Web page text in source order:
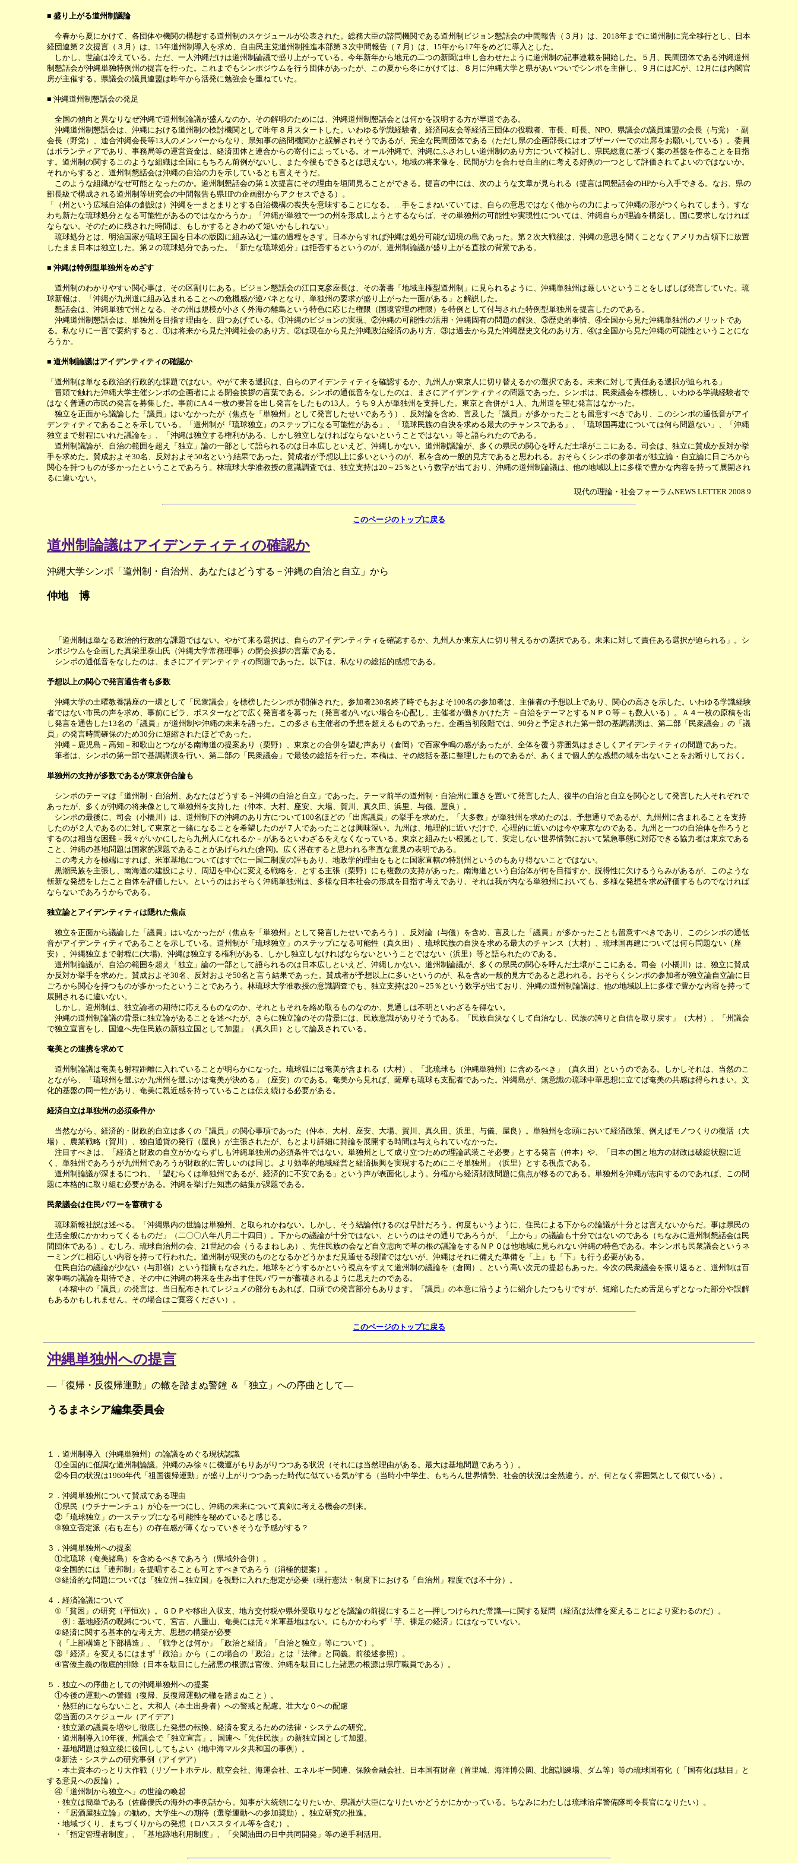
■ 盛り上がる道州制議論
今春から夏にかけて、各団体や機関の構想する道州制のスケジュールが公表された。総務大臣の諮問機関である道州制ビジョン懇話会の中間報告（３月）は、2018年までに道州制に完全移行とし、日本
経団連第２次提言（３月）は、15年道州制導入を求め、自由民主党道州制推進本部第３次中間報告（７月）は、15年から17年をめどに導入とした。
しかし、世論は冷えている。ただ、一人沖縄だけは道州制論議で盛り上がっている。今年新年から地元の二つの新聞は申し合わせたように道州制の記事連載を開始した。５月、民間団体である沖縄道州
制懇話会が沖縄単独特例州の提言を行った。これまでもシンポジウムを行う団体があったが、この夏から冬にかけては、８月に沖縄大学と県があいついでシンポを主催し、９月にはJCが、12月には内閣官
房が主催する。県議会の議員連盟は昨年から活発に勉強会を重ねていた。
■ 沖縄道州制懇話会の発足
全国の傾向と異なりなぜ沖縄で道州制論議が盛んなのか。その解明のためには、沖縄道州制懇話会とは何かを説明する方が早道である。
沖縄道州制懇話会は、沖縄における道州制の検討機関として昨年８月スタートした。いわゆる学識経験者、経済同友会等経済三団体の役職者、市長、町長、NPO、県議会の議員連盟の会長（与党）・副
会長（野党）、連合沖縄会長等13人のメンバーからなり、県知事の諮問機関かと誤解されそうであるが、完全な民間団体である（ただし県の企画部長にはオブザーバーでの出席をお願いしている）。委員
はボランティアであり、事務局等の運営資金は、経済団体と連合からの寄付によっている。オール沖縄で、沖縄にふさわしい道州制のあり方について検討し、県民総意に基づく案の基盤を作ることを目指
す。道州制の関するこのような組織は全国にもちろん前例がないし、また今後もできるとは思えない。地域の将来像を、民間が力を合わせ自主的に考える好例の一つとして評価されてよいのではないか。
それからすると、道州制懇話会は沖縄の自治の力を示しているとも言えそうだ。
このような組織がなぜ可能となったのか。道州制懇話会の第１次提言にその理由を垣間見ることができる。提言の中には、次のような文章が見られる（提言は同懇話会のHPから入手できる。なお、県の
部長級で構成される道州制等研究会の中間報告も県HPの企画部からアクセスできる）。
「（州という広域自治体の創設は）沖縄を一まとまりとする自治機構の喪失を意味することになる。…手をこまねいていては、自らの意思ではなく他からの力によって沖縄の形がつくられてしまう。すな
わち新たな琉球処分となる可能性があるのではなかろうか」「沖縄が単独で一つの州を形成しようとするならば、その単独州の可能性や実現性については、沖縄自らが理論を構築し、国に要求しなければ
ならない。そのために残された時間は、もしかするときわめて短いかもしれない」
琉球処分とは、明治国家が琉球王国を日本の版図に組み込む一連の過程をさす。日本からすれば沖縄は処分可能な辺境の島であった。第２次大戦後は、沖縄の意思を聞くことなくアメリカ占領下に放置
したまま日本は独立した。第２の琉球処分であった。「新たな琉球処分」は拒否するというのが、道州制論議が盛り上がる直接の背景である。
■ 沖縄は特例型単独州をめざす
道州制のわかりやすい関心事は、その区割りにある。ビジョン懇話会の江口克彦座長は、その著書「地域主権型道州制」に見られるように、沖縄単独州は厳しいということをしばしば発言していた。琉
球新報は、「沖縄が九州道に組み込まれることへの危機感が逆バネとなり、単独州の要求が盛り上がった一面がある」と解説した。
懇話会は、沖縄単独で州となる、その州は規模が小さく外海の離島という特色に応じた権限（国境管理の権限）を特例として付与された特例型単独州を提言したのである。
沖縄道州制懇話会は、単独州を目指す理由を、四つあげている。①沖縄のビジョンの実現、②沖縄の可能性の活用・沖縄固有の問題の解決、③歴史的事情、④全国から見た沖縄単独州のメリットであ
る。私なりに一言で要約すると、①は将来から見た沖縄社会のあり方、②は現在から見た沖縄政治経済のあり方、③は過去から見た沖縄歴史文化のあり方、④は全国から見た沖縄の可能性ということにな
ろうか。
■ 道州制論議はアイデンティティの確認か
「道州制は単なる政治的行政的な課題ではない。やがて来る選択は、自らのアイデンティティを確認するか、九州人か東京人に切り替えるかの選択である。未来に対して責任ある選択が迫られる」
冒頭で触れた沖縄大学主催シンポの企画者による閉会挨拶の言葉である。シンポの通低音をなしたのは、まさにアイデンティティの問題であった。シンポは、民衆議会を標榜し、いわゆる学識経験者で
はなく普通の市民の発言を募集した。事前にA４一枚の要旨を出し発言をしたもの13人。うち９人が単独州を支持した。東京と合併が１人、九州道を望む発言はなかった。
独立を正面から議論した「議員」はいなかったが（焦点を「単独州」として発言したせいであろう）、反対論を含め、言及した「議員」が多かったことも留意すべきであり、このシンポの通低音がアイ
デンティティであることを示している。「道州制が『琉球独立』のステップになる可能性がある」、「琉球民族の自決を求める最大のチャンスである」、「琉球国再建については何ら問題ない」、「沖縄
独立まで射程にいれた議論を」、「沖縄は独立する権利がある、しかし独立しなければならないということではない」等と語られたのである。
道州制議論が、自治の範囲を超え「独立」論の一部として語られるのは日本広しといえど、沖縄しかない。道州制議論が、多くの県民の関心を呼んだ土壌がここにある。司会は、独立に賛成か反対か挙
手を求めた。賛成およそ30名、反対およそ50名という結果であった。賛成者が予想以上に多いというのが、私を含め一般的見方であると思われる。おそらくシンポの参加者が独立論・自立論に日ごろから
関心を持つものが多かったということであろう。林琉球大学准教授の意識調査では、独立支持は20～25％という数字が出ており、沖縄の道州制論議は、他の地域以上に多様で豊かな内容を持って展開され
るに違いない。
現代の理論・社会フォーラムNEWS LETTER 2008.9
このページのトップに戻る
道州制論議はアイデンティティの確認か
沖縄大学シンポ「道州制・自治州、あなたはどうする－沖縄の自治と自立」から
仲地 博
「道州制は単なる政治的行政的な課題ではない。やがて来る選択は、自らのアイデンティティを確認するか、九州人か東京人に切り替えるかの選択である。未来に対して責任ある選択が迫られる」。シ
ンポジウムを企画した真栄里泰山氏（沖縄大学常務理事）の閉会挨拶の言葉である。
シンポの通低音をなしたのは、まさにアイデンティティの問題であった。以下は、私なりの総括的感想である。
予想以上の関心で発言通告者も多数
沖縄大学の土曜教養講座の一環として「民衆議会」を標榜したシンポが開催された。参加者230名終了時でもおよそ100名の参加者は、主催者の予想以上であり、関心の高さを示した。いわゆる学識経験
者ではない市民の声を求め、事前にビラ、ポスターなどで広く発言者を募った（発言者がいない場合を心配し、主催者が働きかけた方 －自治をテーマとするＮＰＯ等－も数人いる）。Ａ４一枚の原稿を出
し発言を通告した13名の「議員」が道州制や沖縄の未来を語った。この多さも主催者の予想を超えるものであった。企画当初段階では、90分と予定された第一部の基調講演は、第二部「民衆議会」の「議
員」の発言時間確保のため30分に短縮されたほどであった。
沖縄－鹿児島－高知－和歌山とつながる南海道の提案あり（栗野）、東京との合併を望む声あり（倉岡）で百家争鳴の感があったが、全体を覆う雰囲気はまさしくアイデンティティの問題であった。
筆者は、シンポの第一部で基調講演を行い、第二部の「民衆議会」で最後の総括を行った。本稿は、その総括を基に整理したものであるが、あくまで個人的な感想の域を出ないことをお断りしておく。
単独州の支持が多数であるが東京併合論も
シンポのテーマは「道州制・自治州、あなたはどうする－沖縄の自治と自立」であった。テーマ前半の道州制・自治州に重きを置いて発言した人、後半の自治と自立を関心として発言した人それぞれで
あったが、多くが沖縄の将来像として単独州を支持した（仲本、大村、座安、大場、賀川、真久田、浜里、与儀、屋良）。
シンポの最後に、司会（小橋川）は、道州制下の沖縄のあり方について100名ほどの「出席議員」の挙手を求めた。「大多数」が単独州を求めたのは、予想通りであるが、九州州に含まれることを支持
したのが２人であるのに対して東京と一緒になることを希望したのが７人であったことは興味深い。九州は、地理的に近いだけで、心理的に近いのは今や東京なのである。九州と一つの自治体を作ろうと
するのは相当な困難－我々がいかにしたら九州人になれるか－があるといわざるをえなくなっている。東京と組みたい根拠として、安定しない世界情勢において緊急事態に対応できる協力者は東京である
こと、沖縄の基地問題は国家的課題であることがあげられた(倉岡)。広く潜在すると思われる率直な意見の表明である。
この考え方を極端にすれば、米軍基地についてはすでに一国二制度の評もあり、地政学的理由をもとに国家直轄の特別州というのもあり得ないことではない。
黒潮民族を主張し、南海道の建設により、周辺を中心に変える戦略を、とする主張（栗野）にも複数の支持があった。南海道という自治体が何を目指すか、説得性に欠けるうらみがあるが、このような
斬新な発想をしたこと自体を評価したい。というのはおそらく沖縄単独州は、多様な日本社会の形成を目指す考えであり、それは我が内なる単独州においても、多様な発想を求め評価するものでなければ
ならないであろうからである。
独立論とアイデンティティは隠れた焦点
独立を正面から議論した「議員」はいなかったが（焦点を「単独州」として発言したせいであろう）、反対論（与儀）を含め、言及した「議員」が多かったことも留意すべきであり、このシンポの通低
音がアイデンティティであることを示している。道州制が「琉球独立」のステップになる可能性（真久田）、琉球民族の自決を求める最大のチャンス（大村）、琉球国再建については何ら問題ない（座
安）、沖縄独立まで射程に(大場)、沖縄は独立する権利がある、しかし独立しなければならないということではない（浜里）等と語られたのである。
道州制論議が、自治の範囲を超え「独立」論の一部として語られるのは日本広しといえど、沖縄しかない。道州制論議が、多くの県民の関心を呼んだ土壌がここにある。司会（小橋川）は、独立に賛成
か反対か挙手を求めた。賛成およそ30名、反対およそ50名と言う結果であった。賛成者が予想以上に多いというのが、私を含め一般的見方であると思われる。おそらくシンポの参加者が独立論自立論に日
ごろから関心を持つものが多かったということであろう。林琉球大学准教授の意識調査でも、独立支持は20～25％という数字が出ており、沖縄の道州制論議は、他の地域以上に多様で豊かな内容を持って
展開されるに違いない。
しかし、道州制は、独立論者の期待に応えるものなのか、それともそれを絡め取るものなのか、見通しは不明といわざるを得ない。
沖縄の道州制論議の背景に独立論があることを述べたが、さらに独立論のその背景には、民族意識がありそうである。「民族自決なくして自治なし、民族の誇りと自信を取り戻す」（大村）、「州議会
で独立宣言をし、国連へ先住民族の新独立国として加盟」（真久田）として論及されている。
奄美との連携を求めて
道州制論議は奄美も射程距離に入れていることが明らかになった。琉球弧には奄美が含まれる（大村）、「北琉球も（沖縄単独州）に含めるべき」（真久田）というのである。しかしそれは、当然のこ
とながら、「琉球州を選ぶか九州州を選ぶかは奄美が決める」（座安）のである。奄美から見れば、薩摩も琉球も支配者であった。沖縄島が、無意識の琉球中華思想に立てば奄美の共感は得られまい。文
化的基盤の同一性があり、奄美に親近感を持っていることは伝え続ける必要がある。
経済自立は単独州の必須条件か
当然ながら、経済的・財政的自立は多くの「議員」の関心事項であった（仲本、大村、座安、大場、賀川、真久田、浜里、与儀、屋良）。単独州を念頭において経済政策、例えばモノつくりの復活（大
場）、農業戦略（賀川）、独自通貨の発行（屋良）が主張されたが、もとより詳細に持論を展開する時間は与えられていなかった。
注目すべきは、「経済と財政の自立がかならずしも沖縄単独州の必須条件ではない。単独州として成り立つための理論武装こそ必要」とする発言（仲本）や、「日本の国と地方の財政は破綻状態に近
く、単独州であろうが九州州であろうが財政的に苦しいのは同じ。より効率的地域経営と経済振興を実現するためにこそ単独州」（浜里）とする視点である。
道州制論議が深まるにつれ、「望むらくは単独州であるが、経済的に不安である」という声が表面化しよう。分権から経済財政問題に焦点が移るのである。単独州を沖縄が志向するのであれば、この問
題に本格的に取り組む必要がある。沖縄を挙げた知恵の結集が課題である。
民衆議会は住民パワーを蓄積する
琉球新報社説は述べる。「沖縄県内の世論は単独州、と取られかねない。しかし、そう結論付けるのは早計だろう。何度もいうように、住民による下からの論議が十分とは言えないからだ。事は県民の
生活全般にかかわってくるものだ」（二〇〇八年八月二十四日）。下からの議論が十分ではない、というのはその通りであろうが、「上から」の議論も十分ではないのである（ちなみに道州制懇話会は民
間団体である）。むしろ、琉球自治州の会、21世紀の会（うるまねしあ）、先住民族の会など自立志向で草の根の議論をするＮＰＯは他地域に見られない沖縄の特色である。本シンポも民衆議会というネ
ーミングに相応しい内容を持って行われた。道州制が現実のものとなるかどうかまだ見通せる段階ではないが、沖縄はそれに備えた準備を「上」も「下」も行う必要がある。
住民自治の議論が少ない（与那嶺）という指摘もなされた。地球をどうするかという視点をすえて道州制の議論を（倉岡）、という高い次元の提起もあった。今次の民衆議会を振り返ると、道州制は百
家争鳴の議論を期待でき、その中に沖縄の将来を生み出す住民パワーが蓄積されるように思えたのである。
（本稿中の「議員」の発言は、当日配布されてレジュメの部分もあれば、口頭での発言部分もあります。「議員」の本意に沿うように紹介したつもりですが、短縮したため舌足らずとなった部分や誤解
もあるかもしれません。その場合はご寛容ください）。
このページのトップに戻る
沖縄単独州への提言
―「復帰・反復帰運動」の轍を踏まぬ警鐘 ＆「独立」への序曲として―
うるまネシア編集委員会
１．道州制導入（沖縄単独州）の論議をめぐる現状認識
①全国的に低調な道州制論議。沖縄のみ徐々に機運がもりあがりつつある状況（それには当然理由がある。最大は基地問題であろう）。
②今日の状況は1960年代「祖国復帰運動」が盛り上がりつつあった時代に似ている気がする（当時小中学生、もちろん世界情勢、社会的状況は全然違う。が、何となく雰囲気として似ている）。
２．沖縄単独州について賛成である理由
①県民（ウチナーンチュ）が心を一つにし、沖縄の未来について真剣に考える機会の到来。
②「琉球独立」の一ステップになる可能性を秘めていると感じる。
③独立否定派（右も左も）の存在感が薄くなっていきそうな予感がする？
３．沖縄単独州への提案
①北琉球（奄美諸島）を含めるべきであろう（県域外合併）。
②全国的には「連邦制」を提唱することも可とすべきであろう（消極的提案）。
③経済的な問題については「独立州→独立国」を視野に入れた想定が必要（現行憲法・制度下における「自治州」程度では不十分）。
４．経済論議について
①「貧困」の研究（平恒次）。ＧＤＰや移出入収支、地方交付税や県外受取りなどを議論の前提にすること―押しつけられた常識―に関する疑問（経済は法律を変えることにより変わるのだ）。
例：基地経済の呪縛について、宮古、八重山、奄美には元々米軍基地はない。にもかかわらず「芋、裸足の経済」にはなっていない。
②経済に関する基本的な考え方、思想の構築が必要
（「上部構造と下部構造」、「戦争とは何か」「政治と経済」「自治と独立」等について）。
③「経済」を変えるにはまず「政治」から（この場合の「政治」とは「法律」と同義。前後述参照）。
④官僚主義の徹底的排除（日本を駄目にした諸悪の根源は官僚、沖縄を駄目にした諸悪の根源は県庁職員である）。
５．独立への序曲としての沖縄単独州への提案
①今後の運動への警鐘（復帰、反復帰運動の轍を踏まぬこと）。
・熱狂的にならないこと。大和人（本土出身者）への警戒と配慮。壮大な０への配慮
②当面のスケジュール（アイデア）
・独立派の議員を増やし徹底した発想の転換、経済を変えるための法律・システムの研究。
・道州制導入10年後、州議会で「独立宣言」。国連へ「先住民族」の新独立国として加盟。
・基地問題は独立後に後回ししてもよい（地中海マルタ共和国の事例）。
③新法・システムの研究事例（アイデア）
・本土資本のっとり大作戦（リゾートホテル、航空会社、海運会社、エネルギー関連、保険金融会社、日本国有財産（首里城、海洋博公園、北部訓練場、ダム等）等の琉球国有化（「国有化は駄目」と
する意見への反論）。
④「道州制から独立へ」の世論の喚起
・独立は簡単である（佐藤優氏の海外の事例話から。知事が大統領になりたいか、県議が大臣になりたいかどうかにかかっている。ちなみにわたしは琉球沿岸警備隊司令長官になりたい）。
・「居酒屋独立論」の勧め。大学生への期待（選挙運動への参加奨励）。独立研究の推進。
・地域づくり、まちづくりからの発想（ロハススタイル等を含む）。
・「指定管理者制度」、「基地跡地利用制度」、「尖閣油田の日中共同開発」等の逆手利活用。